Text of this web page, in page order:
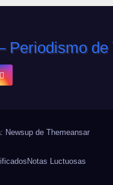
Newsup de Themeansar
Notas Luctuosas